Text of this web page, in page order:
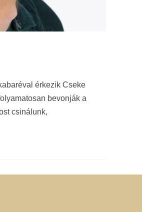
érkezik Cseke
bevonják a
csinálunk,